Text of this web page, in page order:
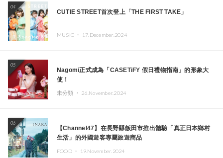
04
CUTIE STREET首次登上「THE FIRST TAKE」
MUSIC ・ 17.December.2024
05
Nagomi正式成為「CASETiFY 假日禮物指南」的形象大
使！
未分類 ・ 26.November.2024
06
【Channel47】在長野縣飯田市推出體驗「真正日本鄉村
生活」的外國遊客專屬旅遊商品
FOOD ・ 19.November.2024